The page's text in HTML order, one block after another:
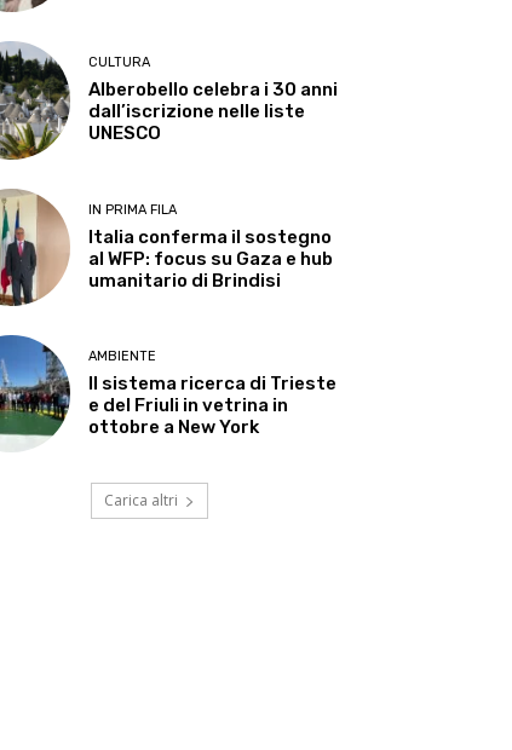
CULTURA
Alberobello celebra i 30 anni
dall’iscrizione nelle liste
UNESCO
IN PRIMA FILA
Italia conferma il sostegno
al WFP: focus su Gaza e hub
umanitario di Brindisi
AMBIENTE
Il sistema ricerca di Trieste
e del Friuli in vetrina in
ottobre a New York
Carica altri